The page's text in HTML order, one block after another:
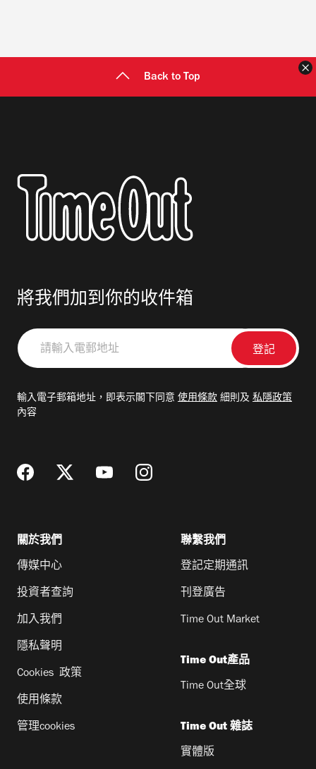
Back to Top
將我們加到你的收件箱
請
輸
郵
輸入電子郵箱地址，即表示閣下同意 使用條款 細則及 私隱政策
內容
關於我們
傳媒中心
投資者查詢
加入我們
隱私聲明
Cookies 政策
使用條款
管理cookies
聯繫我們
登記定期通訊
刊登廣告
Time Out Market
Time Out產品
Time Out全球
Time Out 雜誌
實體版